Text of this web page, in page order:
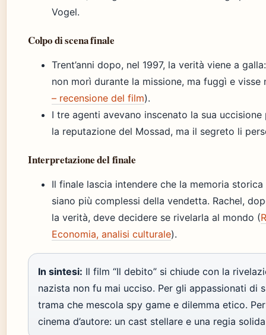
Vogel.
Colpo di scena finale
Trent’anni dopo, nel 1997, la verità viene a
non morì durante la missione, ma fuggì e visse
– recensione del film).
I tre agenti avevano inscenato la sua
la reputazione del Mossad, ma il segreto li
Interpretazione del finale
Il finale lascia intendere che la memoria
siano più complessi della vendetta. Rachel,
la verità, deve decidere se rivelarla al mondo (
Economia, analisi culturale).
In sintesi: Il film “Il debito” si chiude con la
nazista non fu mai ucciso. Per gli appassionati di
trama che mescola spy game e dilemma etico.
cinema d’autore: un cast stellare e una regia